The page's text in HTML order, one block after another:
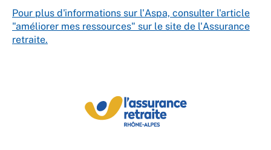
Pour plus d'informations sur l'Aspa, consulter l'article
"améliorer mes ressources" sur le site de l'Assurance
retraite.